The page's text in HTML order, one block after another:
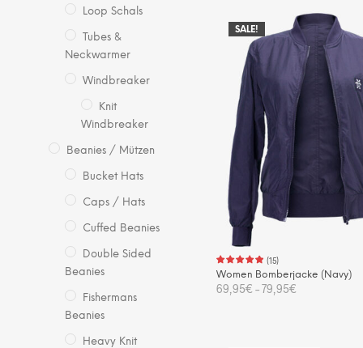
Loop Schals
Tubes &
Neckwarmer
Windbreaker
Knit
Windbreaker
Beanies / Mützen
Bucket Hats
Caps / Hats
Cuffed Beanies
Double Sided
Beanies
Fishermans
Beanies
Heavy Knit
auf.
Die
auf
der
SALE!
(15)
Women Bomberjacke (Navy)
69,95€ –79,95€